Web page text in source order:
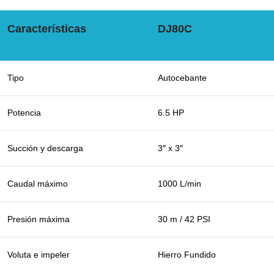
Características DJ80C
Tipo Autocebante
Potencia 6.5 HP
Succión y descarga 3″ x 3″
Caudal máximo 1000 L/min
Presión máxima 30 m / 42 PSI
Voluta e impeler Hierro Fundido